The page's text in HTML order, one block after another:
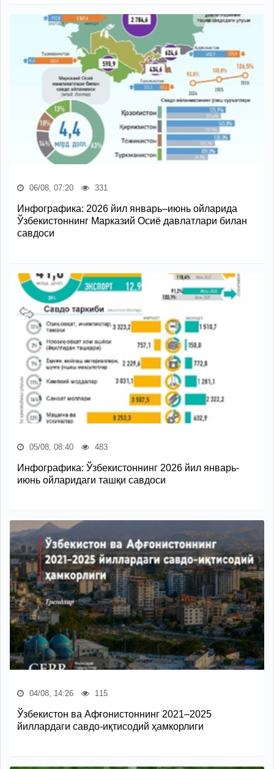
06/08, 07:20 331
Инфографика: 2026 йил январь–июнь ойларида
Ўзбекистоннинг Марказий Осиё давлатлари билан
савдоси
05/08, 08:40 483
Инфографика: Ўзбекистоннинг 2026 йил январь-
июнь ойларидаги ташқи савдоси
04/08, 14:26 115
Ўзбекистон ва Афғонистоннинг 2021–2025
йиллардаги савдо-иқтисодий ҳамкорлиги